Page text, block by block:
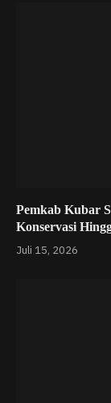
Pemkab Kubar
Konservasi
Juli 15, 2026